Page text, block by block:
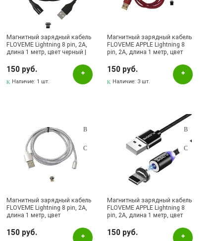
Магнитный зарядный кабель
FLOVEME Lightning 8 pin, 2A,
длина 1 метр, цвет черный |
150 руб.
Наличие: 1 шт.
Магнитный зарядный кабель
FLOVEME APPLE Lightning 8
pin, 2A, длина 1 метр, цвет
150 руб.
Наличие: 3 шт.
Магнитный зарядный кабель
FLOVEME Lightning 8 pin, 2A,
длина 1 метр, цвет
150 руб.
Магнитный зарядный кабель
FLOVEME APPLE Lightning 8
pin, 2A, длина 1 метр, цвет
150 руб.